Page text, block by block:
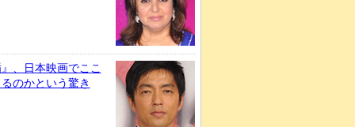
、日本映画でここ
のかという驚き